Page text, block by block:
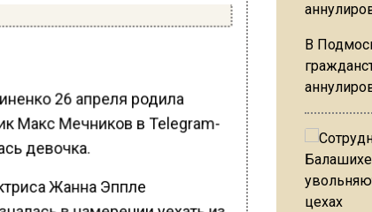
26 апреля родила
Макс Мечников в Telegram-
девочка.
В